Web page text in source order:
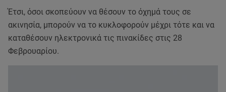
Έτσι, όσοι σκοπεύουν να θέσουν το όχημά τους σε
ακινησία, μπορούν να το κυκλοφορούν μέχρι τότε και να
καταθέσουν ηλεκτρονικά τις πινακίδες στις 28
Φεβρουαρίου.